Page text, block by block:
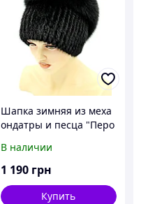
Шапка зимняя из меха
ондатры и песца "Перо
основе, (черная).
В наличии
1 190 грн
Купить